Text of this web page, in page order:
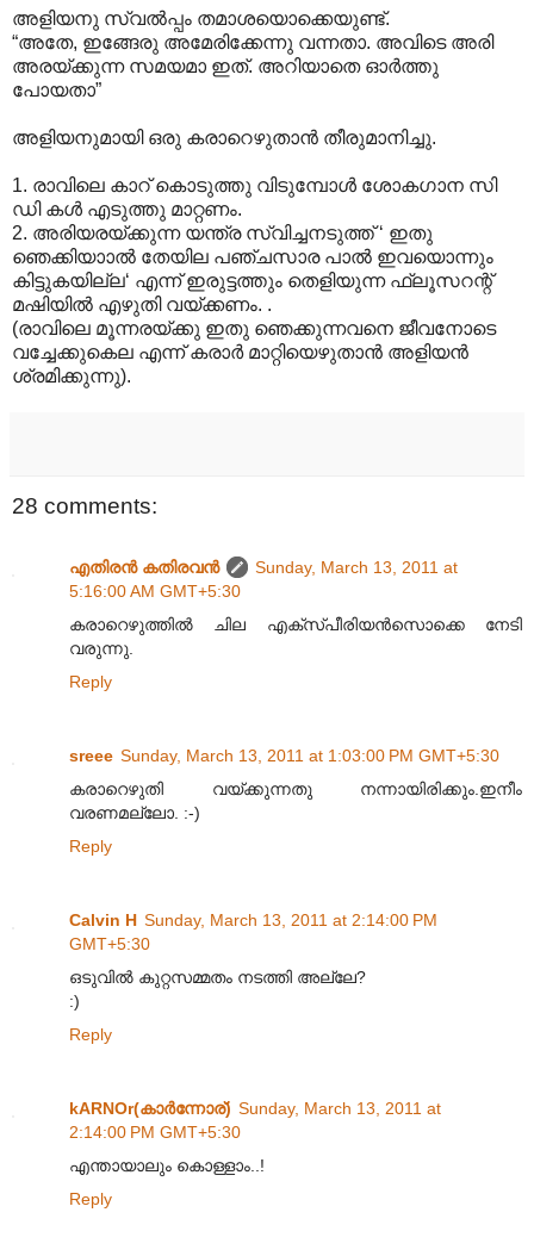
അളിയനു സ്വൽപ്പം തമാശയൊക്കെയുണ്ട്.
“അതേ, ഇങ്ങേരു അമേരിക്കേന്നു വന്നതാ. അവിടെ അരി
അരയ്ക്കുന്ന സമയമാ ഇത്. അറിയാതെ ഓർത്തു
പോയതാ”
അളിയനുമായി ഒരു കരാറെഴുതാൻ തീരുമാനിച്ചു.
1. രാവിലെ കാറ് കൊടുത്തു വിടുമ്പോൾ ശോകഗാന സി
ഡി കൾ എടുത്തു മാറ്റണം.
2. അരിയരയ്ക്കുന്ന യന്ത്ര സ്വിച്ചനടുത്ത് ‘ ഇതു
ഞെക്കിയാാൽ തേയില പഞ്ചസാര പാൽ ഇവയൊന്നും
കിട്ടുകയില്ല‘ എന്ന് ഇരുട്ടത്തും തെളിയുന്ന ഫ്ലൂസറന്റ്
മഷിയിൽ എഴുതി വയ്ക്കണം. .
(രാവിലെ മൂന്നരയ്ക്കു ഇതു ഞെക്കുന്നവനെ ജീവനോടെ
വച്ചേക്കുകെല എന്ന് കരാർ മാറ്റിയെഴുതാൻ അളിയൻ
ശ്രമിക്കുന്നു).
28 comments:
എതിരന്‍ കതിരവന്‍
Sunday, March 13, 2011 at
5:16:00 AM GMT+5:30
കരാറെഴുത്തിൽ ചില എക്സ്പീരിയൻസൊക്കെ നേടി
വരുന്നു.
Reply
sreee Sunday, March 13, 2011 at 1:03:00 PM GMT+5:30
കരാറെഴുതി വയ്ക്കുന്നതു നന്നായിരിക്കും.ഇനീം
വരണമല്ലോ. :-)
Reply
Calvin H Sunday, March 13, 2011 at 2:14:00 PM
GMT+5:30
ഒടുവിൽ കുറ്റസമ്മതം നടത്തി അല്ലേ?
:)
Reply
kARNOr(കാര്‍ന്നോര്) Sunday, March 13, 2011 at
2:14:00 PM GMT+5:30
എന്തായാലും കൊള്ളാം..!
Reply